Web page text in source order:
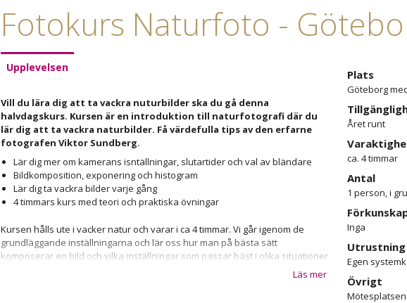
Fotokurs Naturfoto -
Upplevelsen
Vill du lära dig att ta vackra nuturbilder ska du gå denna
halvdagskurs. Kursen är en introduktion till naturfotografi där du
lär dig att ta vackra naturbilder. Få värdefulla tips av den erfarne
fotografen Viktor Sundberg.
Lär dig mer om kamerans isntällningar, slutartider och val av bländare
Bildkomposition, exponering och histogram
Lär dig ta vackra bilder varje gång
4 timmars kurs med teori och praktiska övningar
Kursen hålls ute i vacker natur och varar i ca 4 timmar. Vi går igenom de
grundläggande inställningarna och lär oss hur man på bästa sätt
komposerar en bild och vilka inställningar som passar bäst i olika situationer
Läs mer
Plats
Göteborg
Året runt
ca. 4 timmar
Antal
1 person, i
Inga
Utrustning
Egen
Övrigt